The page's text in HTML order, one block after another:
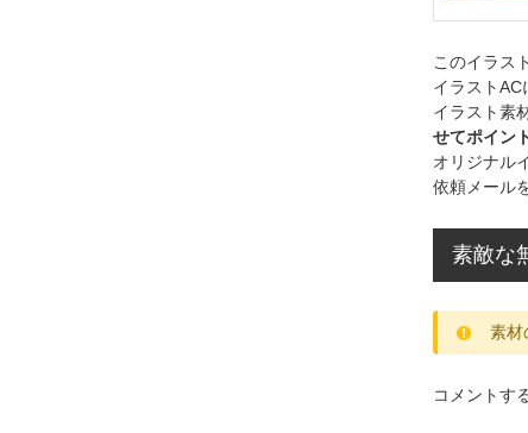
このイラス
イラスト
イラスト素
せてポイン
オリジナル
依頼メール
素敵な
素材
コメントす